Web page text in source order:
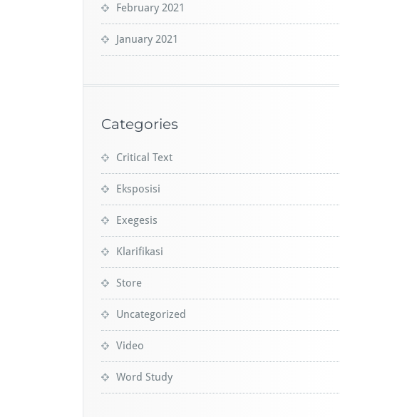
February 2021
January 2021
Categories
Critical Text
Eksposisi
Exegesis
Klarifikasi
Store
Uncategorized
Video
Word Study